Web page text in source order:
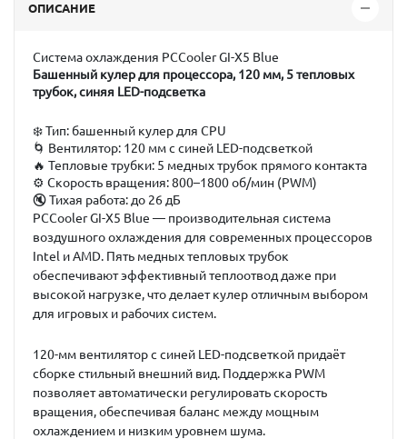
ОПИСАНИЕ
Система охлаждения PCCooler GI-X5 Blue
Башенный кулер для процессора, 120 мм, 5 тепловых
трубок, синяя LED-подсветка
❄️Тип: башенный кулер для CPU
🌀 Вентилятор: 120 мм с синей LED-подсветкой
🔥 Тепловые трубки: 5 медных трубок прямого контакта
⚙️ Скорость вращения:800–1800 об/мин (PWM)
🔇Тихая работа: до 26 дБ
PCCooler GI-X5 Blue — производительная система
воздушного охлаждения для современных процессоров
Intel и AMD. Пять медных тепловых трубок
обеспечивают эффективный теплоотвод даже при
высокой нагрузке, что делает кулер отличным выбором
для игровых и рабочих систем.
120-мм вентилятор с синей LED-подсветкой придаёт
сборке стильный внешний вид. Поддержка PWM
позволяет автоматически регулировать скорость
вращения, обеспечивая баланс между мощным
охлаждением и низким уровнем шума.